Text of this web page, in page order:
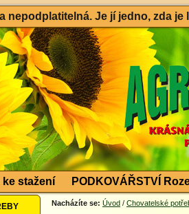
nepodplatitelná. Je jí jedno, zda
ke stažení PODKOVÁŘSTVÍ
Nacházíte se: Úvod / Chovatelské